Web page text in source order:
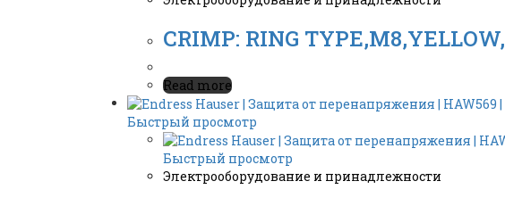
CRIMP: RING
Read more
Быстрый просмотр
Быстрый просмотр
Электрооборудование и принадлежности